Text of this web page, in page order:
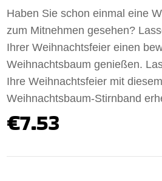
Haben Sie schon einmal eine
zum Mitnehmen gesehen?
Ihrer Weihnachtsfeier einen
Weihnachtsbaum genießen.
Ihre Weihnachtsfeier mit
Weihnachtsbaum-Stirnband
€7.53